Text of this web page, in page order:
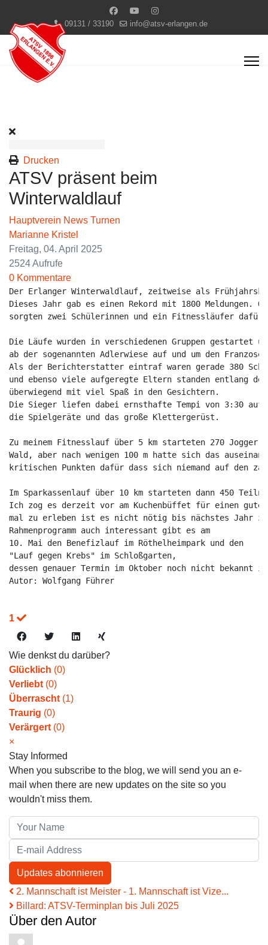
09131 / 33190 info@atsv-erlangen.de
Drucken
ATSV präsent beim
Winterwaldlauf
Hauptverein News Turnen
Marianne Kristel
Freitag, 04. April 2025
2524 Aufrufe
0 Kommentare
Der Erlanger Winterwaldlauf, zeitweise als
Dieses Jahr gab es einen Rekord mit 1800
ab der sogenannten
Zu meinem Fitnesslauf über 5 km starteten 270 Jogger
Wald, aber nach wenigen 100 m hatte sich das
Autor: Wolfgang Führer
1
Wie denkst du darüber?
Glücklich (0)
Verliebt (0)
Überrascht (1)
Traurig (0)
Verärgert (0)
×
Stay Informed
When you subscribe to the blog, we will send you an e-
mail when there are new updates on the site so you
wouldn't miss them.
Your Name
E-mail Address
Updates abonnieren
2. Mannschaft ist Meister - 1. Mannschaft ist Vize...
Billard: ATSV-Terminplan bis Juli 2025
Über den Autor